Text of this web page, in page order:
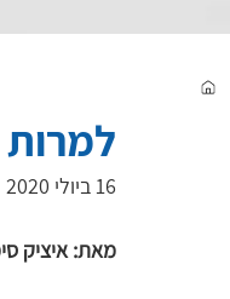
למרות ירידה
16 ביולי 2020
מאת: איציק